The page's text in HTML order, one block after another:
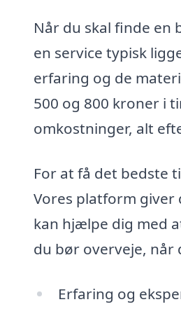
Når du skal finde en
en service typisk
erfaring og de
500 og 800 kroner i
omkostninger, alt
For at få det bedste
Vores platform giver
kan hjælpe dig med
du bør overveje, når
Erfaring og